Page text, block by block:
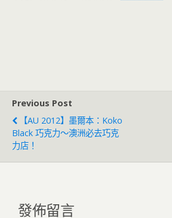
Previous Post
【AU 2012】墨爾本：Koko
Black 巧克力～澳洲必去巧克
力店！
發佈留言